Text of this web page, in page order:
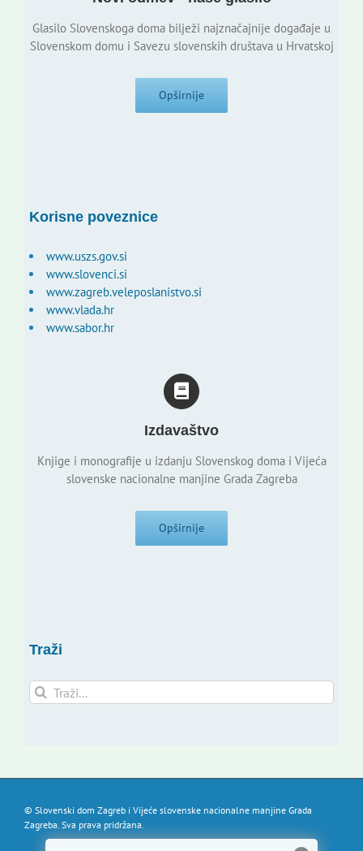
Glasilo Slovenskoga doma bilježi najznačajnije događaje u
Slovenskom domu i Savezu slovenskih društava u Hrvatskoj
Opširnije
Korisne poveznice
www.uszs.gov.si
www.slovenci.si
www.zagreb.veleposlanistvo.si
www.vlada.hr
www.sabor.hr
Izdavaštvo
Knjige i monografije u izdanju Slovenskog doma i Vijeća
slovenske nacionalne manjine Grada Zagreba
Opširnije
Traži
Traži...
© Slovenski dom Zagreb i Vijeće slovenske nacionalne manjine Grada
Zagreba. Sva prava pridržana.